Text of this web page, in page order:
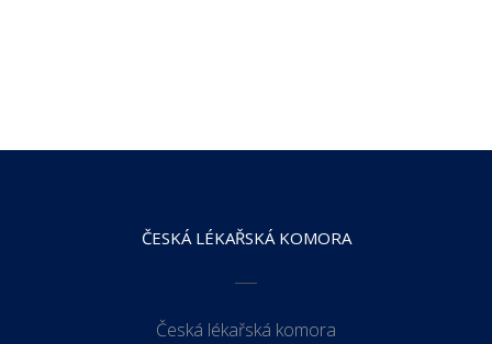
ČESKÁ LÉKAŘSKÁ KOMORA
Česká lékařská komora